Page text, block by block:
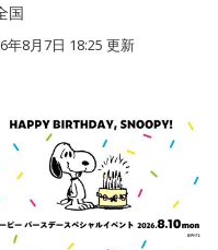
国
年8月7日 18:25 更新